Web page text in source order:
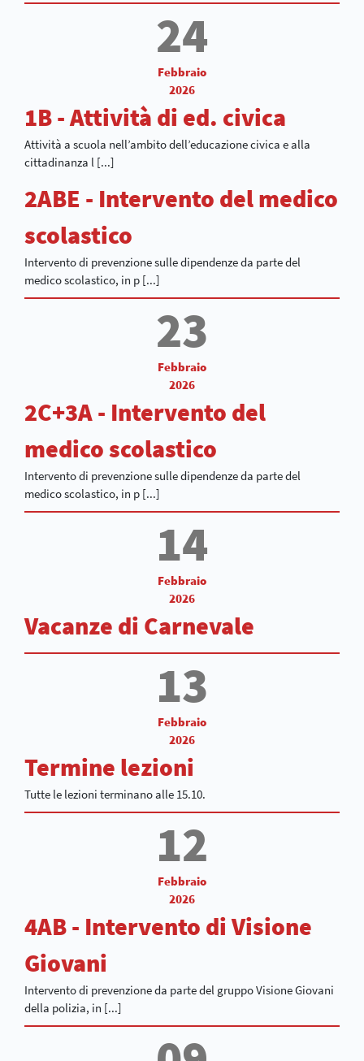
24
Febbraio
2026
1B - Attività di ed. civica
Attività a scuola nell’ambito dell’educazione civica e alla
cittadinanza l [...]
2ABE - Intervento del medico
scolastico
Intervento di prevenzione sulle dipendenze da parte del
medico scolastico, in p [...]
23
Febbraio
2026
2C+3A - Intervento del
medico scolastico
Intervento di prevenzione sulle dipendenze da parte del
medico scolastico, in p [...]
14
Febbraio
2026
Vacanze di Carnevale
13
Febbraio
2026
Termine lezioni
Tutte le lezioni terminano alle 15.10.
12
Febbraio
2026
4AB - Intervento di Visione
Giovani
Intervento di prevenzione da parte del gruppo Visione Giovani
della polizia, in [...]